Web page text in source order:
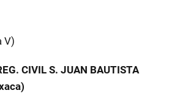
V)
CIVIL S. JUAN BAUTISTA